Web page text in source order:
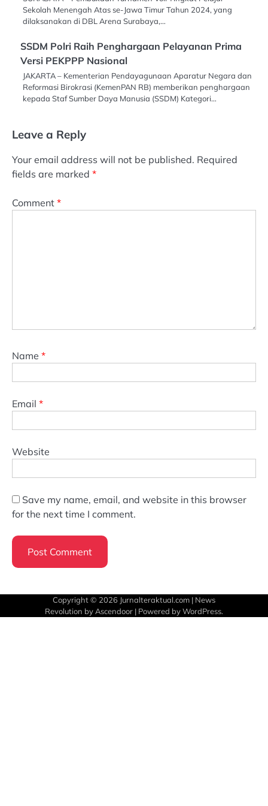
Sekolah Menengah Atas se-Jawa Timur Tahun 2024, yang
dilaksanakan di DBL Arena Surabaya,…
SSDM Polri Raih Penghargaan Pelayanan Prima
Versi PEKPPP Nasional
JAKARTA – Kementerian Pendayagunaan Aparatur Negara dan
Reformasi Birokrasi (KemenPAN RB) memberikan penghargaan
kepada Staf Sumber Daya Manusia (SSDM) Kategori…
Leave a Reply
Your email address will not be published. Required
fields are marked *
Comment *
Name *
Email *
Website
Save my name, email, and website in this browser
for the next time I comment.
Copyright © 2026 Jurnalteraktual.com | News
Revolution by Ascendoor | Powered byWordPress.